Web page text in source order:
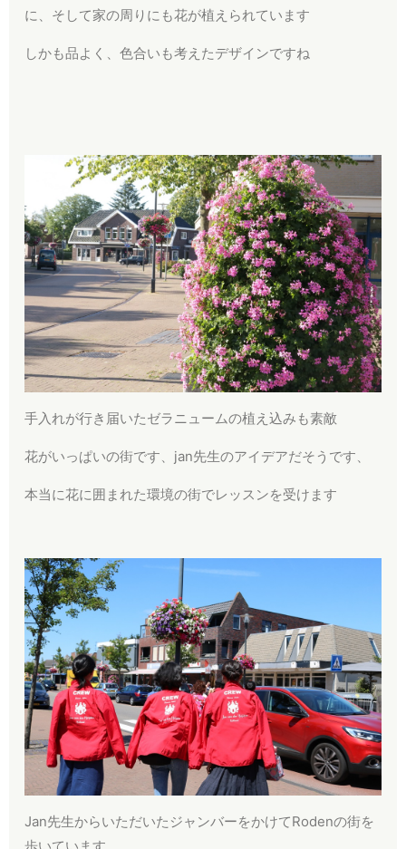
に、そして家の周りにも花が植えられています
しかも品よく、色合いも考えたデザインですね
手入れが行き届いたゼラニュームの植え込みも素敵
花がいっぱいの街です、jan先生のアイデアだそうです、
本当に花に囲まれた環境の街でレッスンを受けます
Jan先生からいただいたジャンバーをかけてRodenの街を